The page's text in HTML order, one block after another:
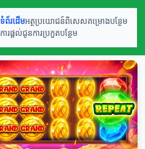
ទំព័រដើមអត្ថប្រយោជន៍ពិសេសគម្រោងបន្ថែម
ការផ្តល់ជូនការប្រកួតបន្ថែម